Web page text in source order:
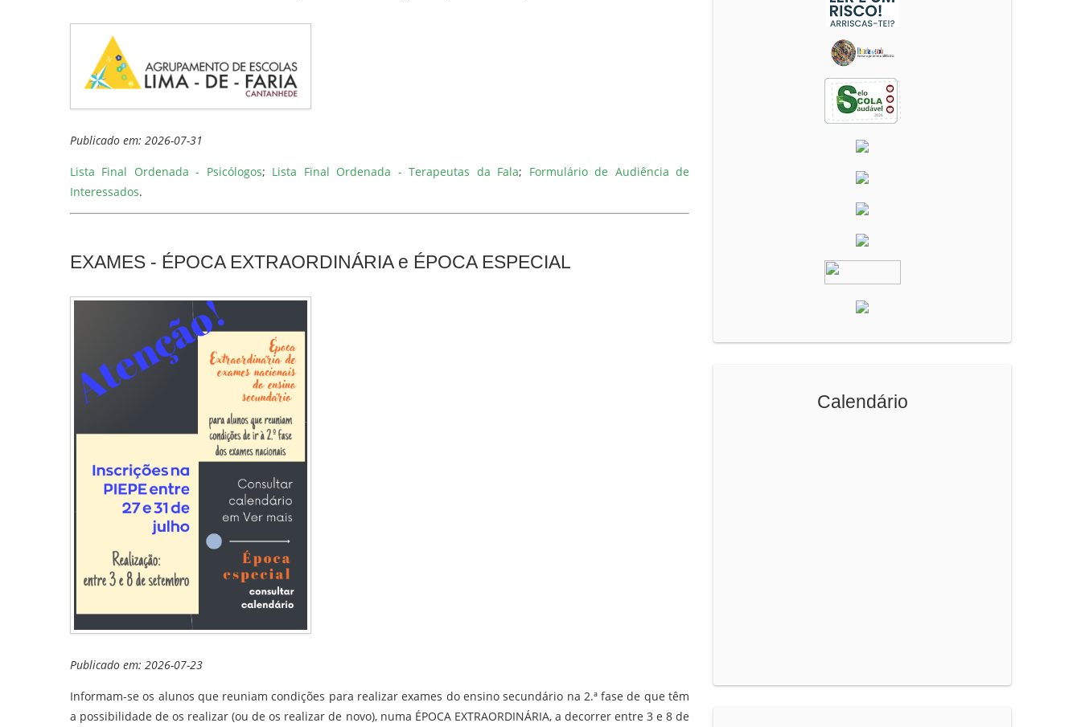
Publicado em: 2026-07-31
Lista Final Ordenada - Psicólogos; Lista Final Ordenada - Terapeutas da Fala; Formulário de Audiência de
Interessados.
EXAMES - ÉPOCA EXTRAORDINÁRIA e ÉPOCA ESPECIAL
Publicado em: 2026-07-23
Informam-se os alunos que reuniam condições para realizar exames do ensino secundário na 2.ª fase de que têm
a possibilidade de os realizar (ou de os realizar de novo), numa ÉPOCA EXTRAORDINÁRIA, a decorrer entre 3 e 8 de
Calendário